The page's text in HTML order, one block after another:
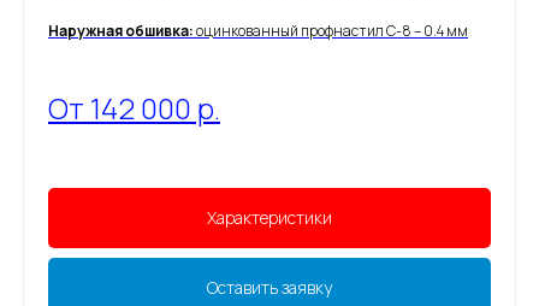
Наружная обшивка:оцинкованный профнастил С-8 – 0.4 мм
От 142 000 р.
Характеристики
Оставить заявку